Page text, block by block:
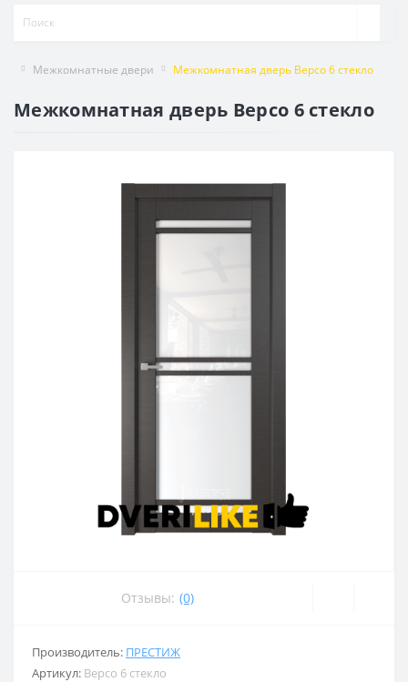
Межкомнатные двери Межкомнатная дверь Версо 6 стекло
Межкомнатная дверь Версо 6 стекло
Отзывы: (0)
Производитель: ПРЕСТИЖ
Артикул: Версо 6 стекло